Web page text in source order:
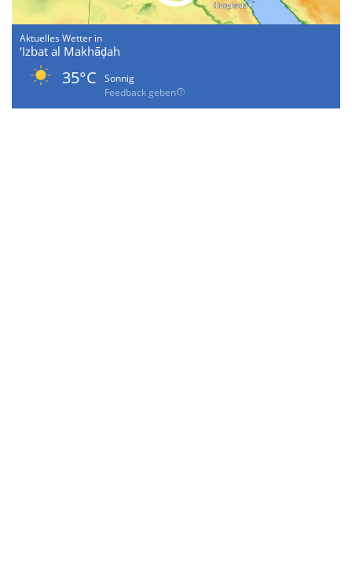
Aktuelles Wetter in
‘Izbat al Makhāḑah
35°C
Sonnig
Feedback geben